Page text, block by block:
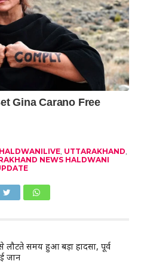
HALDWANILIVE, UTTARAKHAND,
NEWS HALDWANI
से लौटते समय हुआ बड़ा हादसा, पूर्व
जान